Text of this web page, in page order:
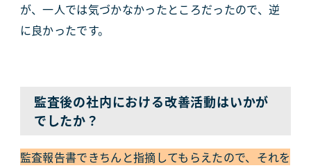
が、一人では気づかなかったところだったので、逆
に良かったです。
監査後の社内における改善活動はいかが
でしたか？
監査報告書できちんと指摘してもらえたので、それを